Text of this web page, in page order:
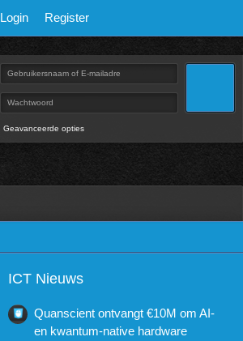
Login Register
Geavanceerde opties
ICT Nieuws
Quanscient ontvangt €10M om AI-
en kwantum-native hardware